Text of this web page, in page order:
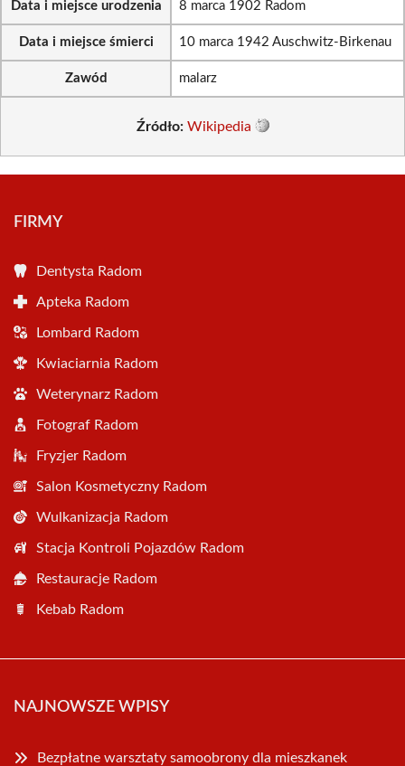
Data i miejsce urodzenia 8 marca 1902 Radom
Data i miejsce śmierci 10 marca 1942 Auschwitz-Birkenau
Zawód malarz
Źródło: Wikipedia
FIRMY
Dentysta Radom
Apteka Radom
Lombard Radom
Kwiaciarnia Radom
Weterynarz Radom
Fotograf Radom
Fryzjer Radom
Salon Kosmetyczny Radom
Wulkanizacja Radom
Stacja Kontroli Pojazdów Radom
Restauracje Radom
Kebab Radom
NAJNOWSZE WPISY
Bezpłatne warsztaty samoobrony dla mieszkanek